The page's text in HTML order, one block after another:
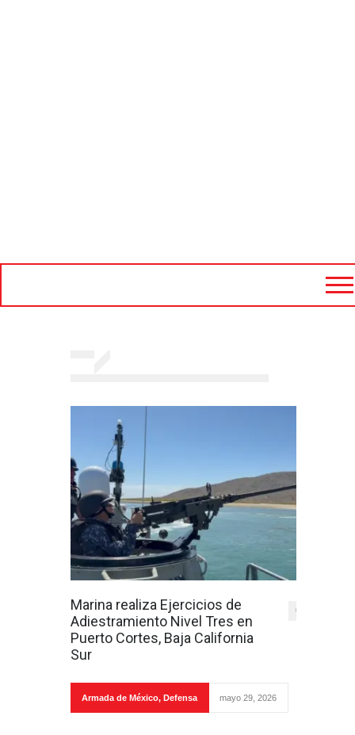
Marina realiza Ejercicios de
Adiestramiento Nivel Tres en
Puerto Cortes, Baja California
Sur
0
Armada de México, Defensa mayo 29, 2026